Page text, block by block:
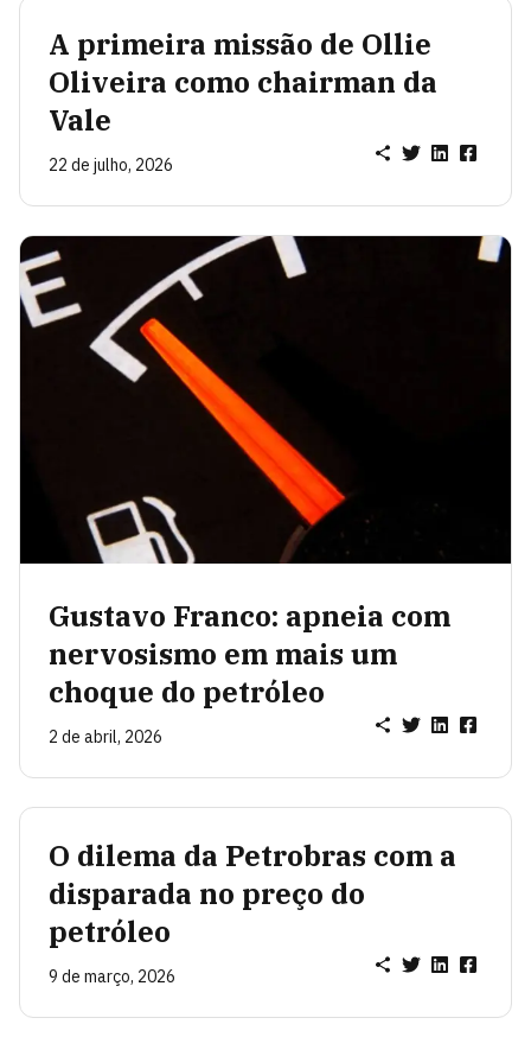
A primeira missão de Ollie
Oliveira como chairman da
Vale
22 de julho, 2026
Gustavo Franco: apneia com
nervosismo em mais um
choque do petróleo
2 de abril, 2026
O dilema da Petrobras com a
disparada no preço do
petróleo
9 de março, 2026